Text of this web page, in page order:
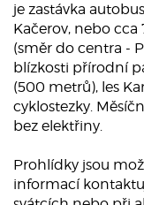
je zastávka
Kačerov, nebo
(směr do centra -
blízkosti přírodní
(500 metrů), les
cyklostezky.
bez elektřiny.
Prohlídky jsou
informací